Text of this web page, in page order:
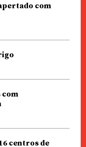
com
com
centros de